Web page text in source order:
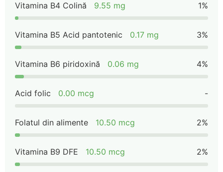
Vitamina B4 Colină 9.55 mg 1%
Vitamina B5 Acid pantotenic 0.17 mg 3%
Vitamina B6 piridoxină 0.06 mg 4%
Acid folic 0.00 mcg -
Folatul din alimente 10.50 mcg 2%
Vitamina B9 DFE 10.50 mcg 2%